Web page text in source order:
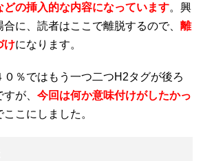
どの挿入的な内容になっています。興
に、読者はここで離脱するので、 離
けになります。
０％ではもう一つ二つH2タグが後ろ
が、 今回は何か意味付けがしたかっ
こにしました。